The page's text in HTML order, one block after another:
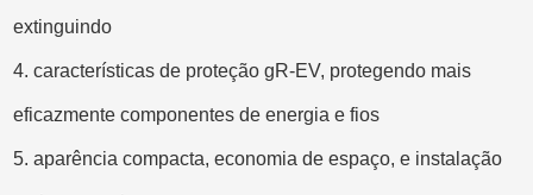
extinguindo
4. características de proteção gR-EV, protegendo mais
eficazmente componentes de energia e fios
5. aparência compacta, economia de espaço, e instalação